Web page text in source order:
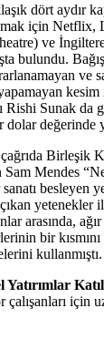
dört aydır
için Netflix,
ve
bulundu.
ve
Rishi Sunak da
değerinde
Birleşik
Sam Mendes
besleyen
yetenekler
arasında,
bir
kullanmıştı.
çalışanları için